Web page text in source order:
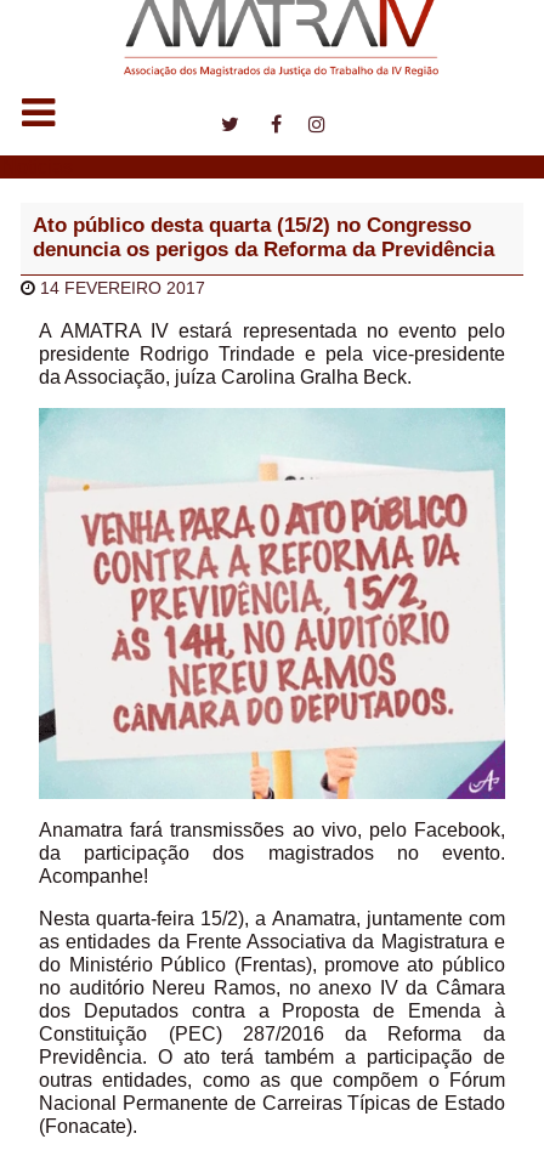
Ato público desta quarta (15/2) no Congresso
denuncia os perigos da Reforma da Previdência
14 FEVEREIRO 2017
A AMATRA IV estará representada no evento pelo
presidente Rodrigo Trindade e pela vice-presidente
da Associação, juíza Carolina Gralha Beck.
Anamatra fará transmissões ao vivo, pelo Facebook,
da participação dos magistrados no evento.
Acompanhe!
Nesta quarta-feira 15/2), a Anamatra, juntamente com
as entidades da Frente Associativa da Magistratura e
do Ministério Público (Frentas), promove ato público
no auditório Nereu Ramos, no anexo IV da Câmara
dos Deputados contra a Proposta de Emenda à
Constituição (PEC) 287/2016 da Reforma da
Previdência. O ato terá também a participação de
outras entidades, como as que compõem o Fórum
Nacional Permanente de Carreiras Típicas de Estado
(Fonacate).